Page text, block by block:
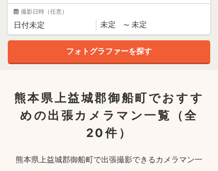
撮影日時 （任意）
熊本県上益城郡御船町でおすす
めの出張カメラマン一覧
（全
20件）
熊本県上益城郡御船町で出張撮影できるカメラマン一